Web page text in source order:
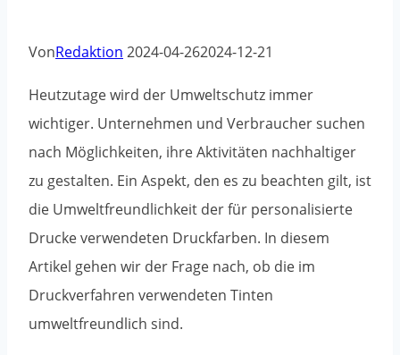
VonRedaktion 2024-04-262024-12-21
Heutzutage wird der Umweltschutz immer
wichtiger. Unternehmen und Verbraucher suchen
nach Möglichkeiten, ihre Aktivitäten nachhaltiger
zu gestalten. Ein Aspekt, den es zu beachten gilt, ist
die Umweltfreundlichkeit der für personalisierte
Drucke verwendeten Druckfarben. In diesem
Artikel gehen wir der Frage nach, ob die im
Druckverfahren verwendeten Tinten
umweltfreundlich sind.